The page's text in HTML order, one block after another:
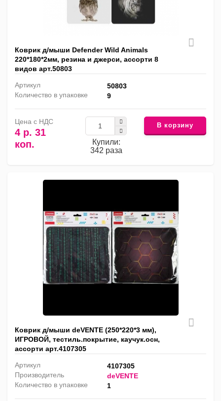
Коврик д/мыши Defender Wild Animals
220*180*2мм, резина и джерси, ассорти 8
видов арт.50803
Артикул
50803
Количество в упаковке
9
Цена с НДС
4 р. 31
коп.
Купили:
342 раза
В корзину
Коврик д/мыши deVENTE (250*220*3 мм),
ИГРОВОЙ, тестиль.покрытие, каучук.осн,
ассорти арт.4107305
Артикул
4107305
Производитель
deVENTE
Количество в упаковке
1